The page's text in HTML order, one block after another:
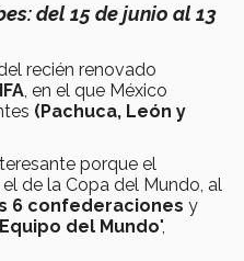
del 15 de junio al 13
recién renovado
, en el que México
(Pachuca, León y
porque el
de la Copa del Mundo, al
6 confederaciones y
del Mundo",